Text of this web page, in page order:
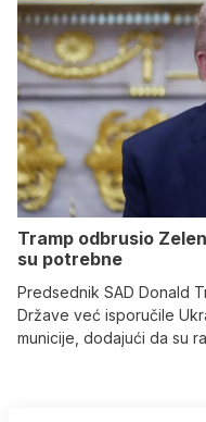
Tramp odbrusio
su potrebne
Predsednik SAD Donald
Države već isporučile
municije, dodajući da su